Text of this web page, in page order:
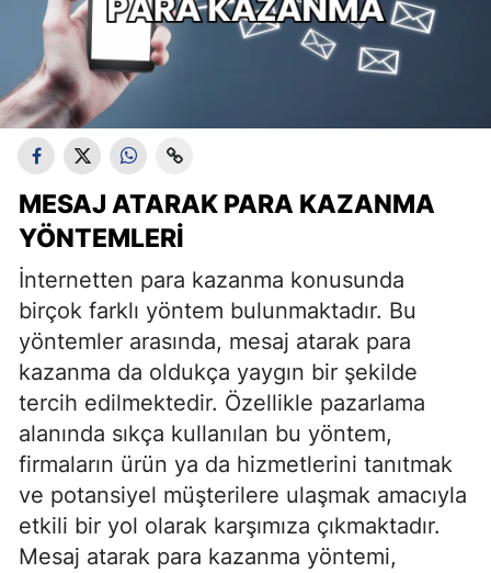
MESAJ ATARAK PARA KAZANMA
YÖNTEMLERI
İnternetten para kazanma konusunda
birçok farklı yöntem bulunmaktadır. Bu
yöntemler arasında, mesaj atarak para
kazanma da oldukça yaygın bir şekilde
tercih edilmektedir. Özellikle pazarlama
alanında sıkça kullanılan bu yöntem,
firmaların ürün ya da hizmetlerini tanıtmak
ve potansiyel müşterilere ulaşmak amacıyla
etkili bir yol olarak karşımıza çıkmaktadır.
Mesaj atarak para kazanma yöntemi,